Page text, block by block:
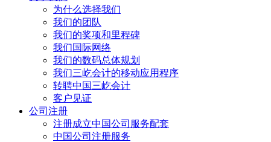
为什么选择我们
我们的团队
我们的奖项和里程碑
我们国际网络
我们的数码总体规划
我们三屹会计的移动应用程序
转聘中国三屹会计
客户见证
公司注册
注册成立中国公司服务配套
中国公司注册服务